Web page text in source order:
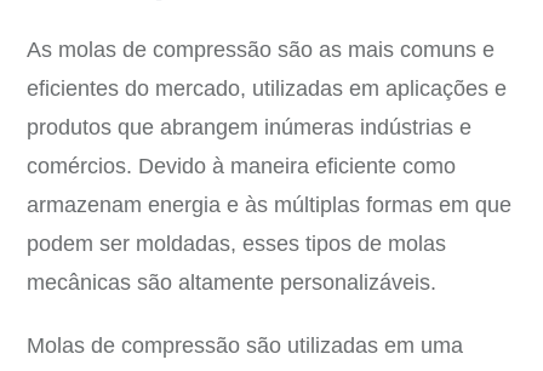
As molas de compressão são as mais comuns e
eficientes do mercado, utilizadas em aplicações e
produtos que abrangem inúmeras indústrias e
comércios. Devido à maneira eficiente como
armazenam energia e às múltiplas formas em que
podem ser moldadas, esses tipos de molas
mecânicas são altamente personalizáveis.
Molas de compressão são utilizadas em uma